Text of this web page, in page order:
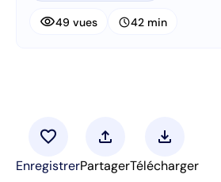
visibility49 vues schedule42 min
favorite
Enregistrer
upload
Partager
download
Télécharger